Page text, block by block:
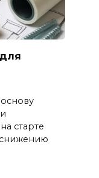
старте